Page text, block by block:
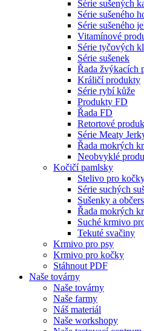
Série sušených
Série sušeného
Série sušeného
Vitamínové
Série tyčových
Série sušenek
Řada žvýkacích
Králičí produkty
Série rybí kůže
Produkty FD
Řada FD
Retortové
Série Meaty
Řada mokrých
Neobvyklé
Kočičí pamlsky
Stelivo pro
Série suchých
Sušenky a
Řada mokrých
Suché krmivo
Tekuté svačiny
Krmivo pro psy
Krmivo pro kočky
Stáhnout PDF
Naše továrny
Naše továrny
Naše farmy
Náš materiál
Naše workshopy